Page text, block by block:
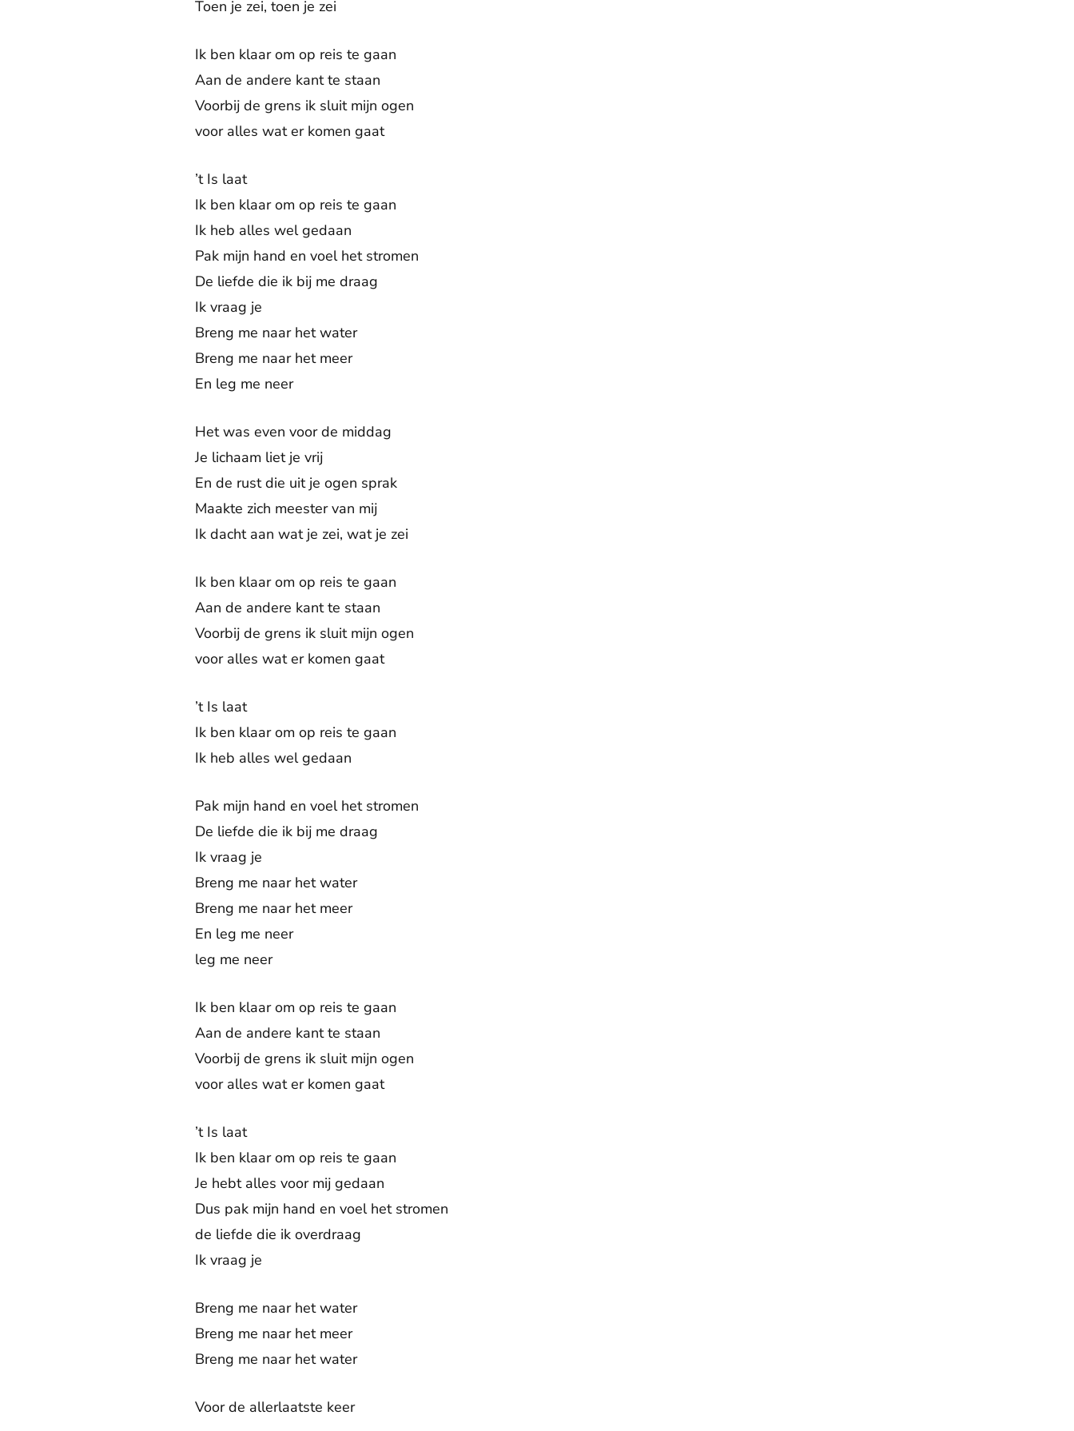
Toen je zei, toen je zei
Ik ben klaar om op reis te gaan
Aan de andere kant te staan
Voorbij de grens ik sluit mijn ogen
voor alles wat er komen gaat
’t Is laat
Ik ben klaar om op reis te gaan
Ik heb alles wel gedaan
Pak mijn hand en voel het stromen
De liefde die ik bij me draag
Ik vraag je
Breng me naar het water
Breng me naar het meer
En leg me neer
Het was even voor de middag
Je lichaam liet je vrij
En de rust die uit je ogen sprak
Maakte zich meester van mij
Ik dacht aan wat je zei, wat je zei
Ik ben klaar om op reis te gaan
Aan de andere kant te staan
Voorbij de grens ik sluit mijn ogen
voor alles wat er komen gaat
’t Is laat
Ik ben klaar om op reis te gaan
Ik heb alles wel gedaan
Pak mijn hand en voel het stromen
De liefde die ik bij me draag
Ik vraag je
Breng me naar het water
Breng me naar het meer
En leg me neer
leg me neer
Ik ben klaar om op reis te gaan
Aan de andere kant te staan
Voorbij de grens ik sluit mijn ogen
voor alles wat er komen gaat
’t Is laat
Ik ben klaar om op reis te gaan
Je hebt alles voor mij gedaan
Dus pak mijn hand en voel het stromen
de liefde die ik overdraag
Ik vraag je
Breng me naar het water
Breng me naar het meer
Breng me naar het water
Voor de allerlaatste keer